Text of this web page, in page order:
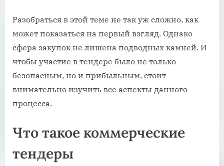
Разобраться в этой теме не так уж сложно, как
может показаться на первый взгляд. Однако
сфера закупок не лишена подводных камней. И
чтобы участие в тендере было не только
безопасным, но и прибыльным, стоит
внимательно изучить все аспекты данного
процесса.
Что такое коммерческие
тендеры